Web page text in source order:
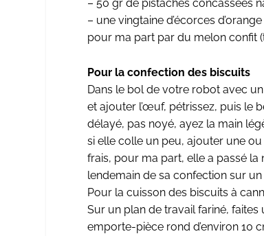
– 50 gr de pistaches concassées
– une vingtaine d’écorces
pour ma part par du melon confit
Pour la confection des biscuits
Dans le bol de votre robot avec
et ajouter l’œuf, pétrissez, puis le
délayé, pas noyé, ayez la main
si elle colle un peu, ajouter une
frais, pour ma part, elle a passé la
lendemain de sa confection sur
Pour la cuisson des biscuits à
Sur un plan de travail fariné,
emporte-pièce rond d’environ 10